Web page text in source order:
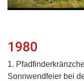
1980
1.
Sonnwendfeier bei